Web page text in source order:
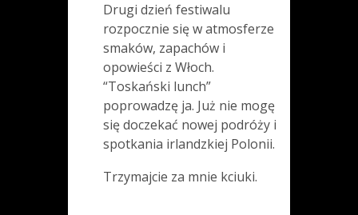
Drugi dzień festiwalu
rozpocznie się w atmosferze
smaków, zapachów i
opowieści z Włoch.
“Toskański lunch”
poprowadzę ja. Już nie mogę
się doczekać nowej podróży i
spotkania irlandzkiej Polonii.
Trzymajcie za mnie kciuki.